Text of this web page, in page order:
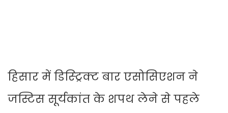
हिसार में डिस्ट्रिक्ट बार एसोसिएशन ने
जस्टिस सूर्यकांत के शपथ लेने से पहले